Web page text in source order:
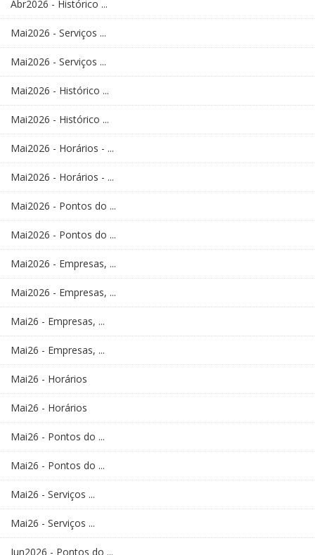
Abr2026 - Histórico ...
Mai2026 - Serviços ...
Mai2026 - Serviços ...
Mai2026 - Histórico ...
Mai2026 - Histórico ...
Mai2026 - Horários - ...
Mai2026 - Horários - ...
Mai2026 - Pontos do ...
Mai2026 - Pontos do ...
Mai2026 - Empresas, ...
Mai2026 - Empresas, ...
Mai26 - Empresas, ...
Mai26 - Empresas, ...
Mai26 - Horários
Mai26 - Horários
Mai26 - Pontos do ...
Mai26 - Pontos do ...
Mai26 - Serviços ...
Mai26 - Serviços ...
Jun2026 - Pontos do ...